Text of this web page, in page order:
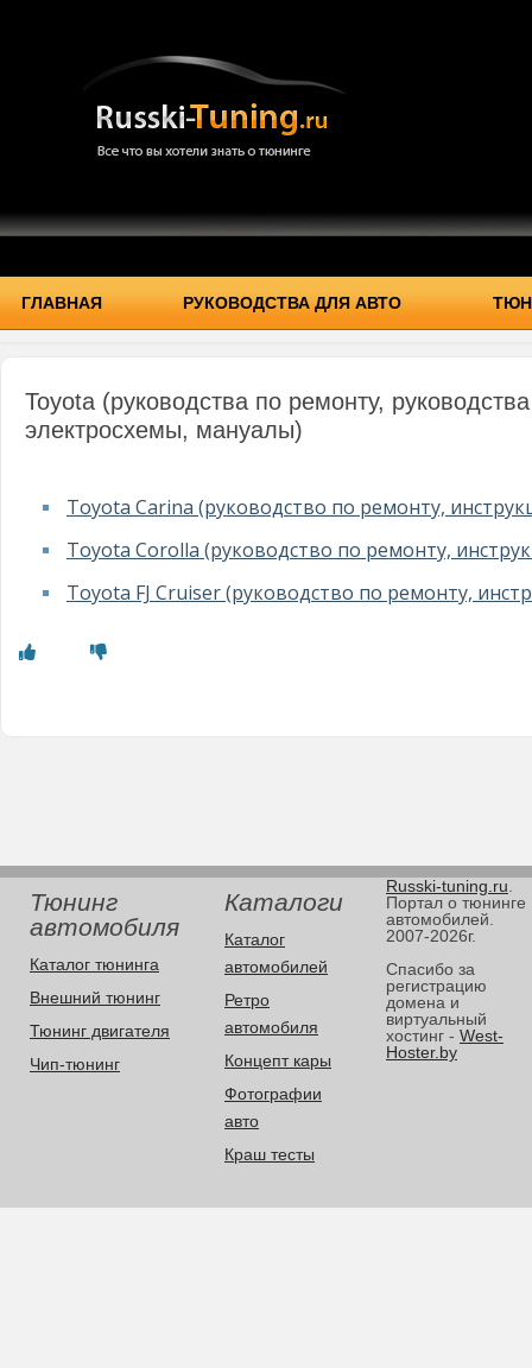
ГЛАВНАЯ РУКОВОДСТВА ДЛЯ АВТО
Toyota (руководства по ремонту,
электросхемы, мануалы)
Toyota Carina (руководство по ремонту,
Toyota Corolla (руководство по ремонту,
Toyota FJ Cruiser (руководство по ремонту,
Тюнинг
автомобиля
Каталог тюнинга
Внешний тюнинг
Тюнинг двигателя
Чип-тюнинг
Каталоги
Каталог
автомобилей
Ретро
автомобиля
Концепт кары
Фотографии
авто
Краш тесты
Russki-tuning.ru
Портал о тюнинге
автомобилей.
2007-2026г.
Спасибо за
регистрацию
домена и
виртуальный
хостинг - West-
Hoster.by